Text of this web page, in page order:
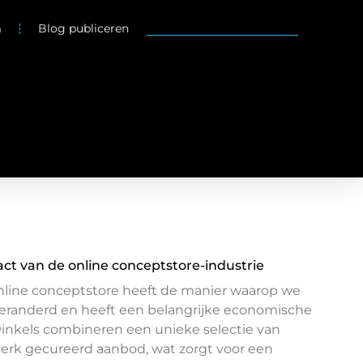
Blog publiceren
van de online conceptstore-industrie
conceptstore heeft de manier waarop we
en heeft een belangrijke economische
combineren een unieke selectie van
gecureerd aanbod, wat zorgt voor een